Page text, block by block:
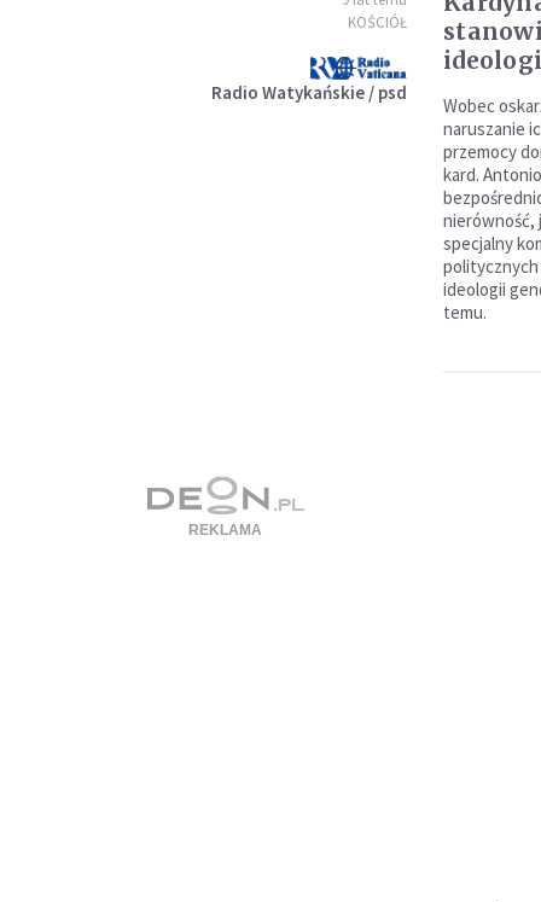
KOŚCIÓŁ
Radio Watykańskie / psd
Wobec
naruszanie
przemocy
kard.
nierówność,
specjalny
ideologii
temu.